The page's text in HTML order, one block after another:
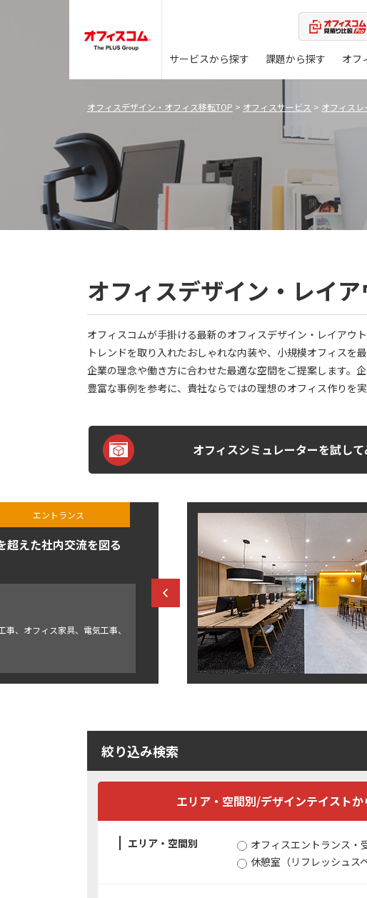
サービスから探す 課題から探す オフ
オフィスデザイン・オフィス移転TOP > オフィスサービス > オフィスレ
オフィスデザイン・レイ
オフィスコムが手掛ける最新のオフィスデザイン・レイアウト
トレンドを取り入れたおしゃれな内装や、小規模オフィスを
企業の理念や働き方に合わせた最適な空間をご提案します。
豊富な事例を参考に、貴社ならではの理想のオフィス作りを
オフィスシミュレーターを試して
エントランス
超えた社内交流を図る
、オフィス家具、電気工事、
絞り込み検索
エリア・空間別/デザインテイストか
エリア・空間別 オフィスエントランス・
休憩室（リフレッシュス